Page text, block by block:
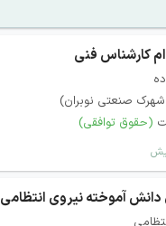
کارشناس فنی
صنعتی نوبران)
(حقوق توافقی)
آموخته نیروی انتظامی